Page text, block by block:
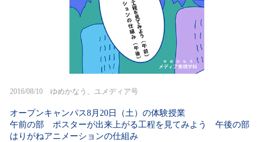
2016/08/10 ゆめかなう、ユメディア号
オープンキャンパス8月20日（土）の体験授業
午前の部 ポスターが出来上がる工程を見てみよう 午後の部
はりがねアニメーションの仕組み